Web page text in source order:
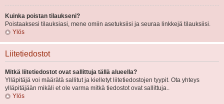
Kuinka poistan tilaukseni?
Poistaaksesi tilauksiasi, mene omiin asetuksiisi ja seuraa linkkejä tilauksiisi.
Ylös
Liitetiedostot
Mitkä liitetiedostot ovat sallittuja tällä alueella?
Ylläpitäjä voi määrätä sallitut ja kielletyt liitetiedostojen tyypit. Ota yhteys
ylläpitäjään mikäli et ole varma mitkä tiedostot ovat sallittuja..
Ylös